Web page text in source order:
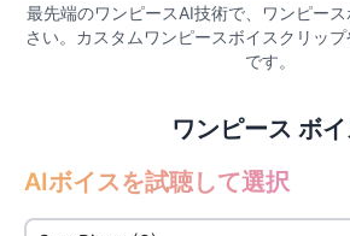
最先端のワンピースAI技術で、ワンピー
さい。カスタムワンピースボイスクリッ
です。
ワンピース ボ
AIボイスを試聴して選択